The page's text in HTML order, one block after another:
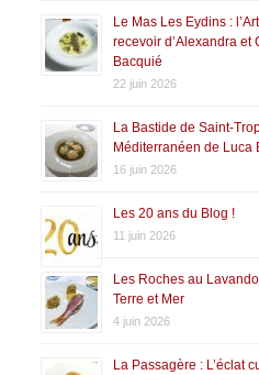
Le Mas Les Eydins :
recevoir d’Alexandra et
Bacquié
22 juin 2026
La Bastide de Saint-
Méditerranéen de Luca
16 juin 2026
Les 20 ans du Blog !
11 juin 2026
Les Roches au
Terre et Mer
4 juin 2026
La Passagère : L’éclat